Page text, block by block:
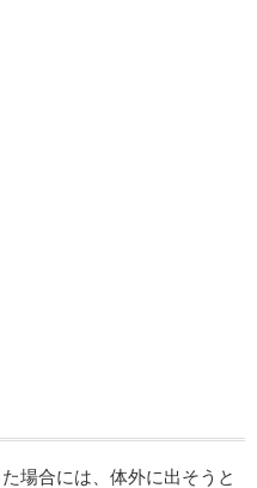
場合には、体外に出そうと